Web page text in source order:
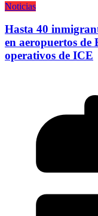
Noticias
Hasta 40
en aeropuertos de
operativos de ICE